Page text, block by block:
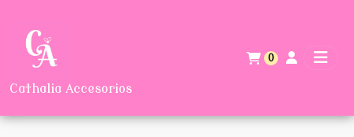
Cathalia Accesorios
0